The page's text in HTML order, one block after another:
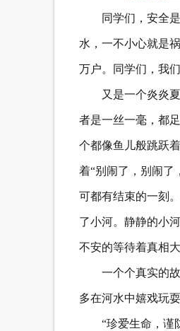
同学们，安全
水，一不小心就是
万户。同学们，我
又是一个炎炎
者是一丝一毫，都
个都像鱼儿般跳跃
着“别闹了，别闹了
可都有结束的一刻
了小河。静静的小
不安的等待着真相
一个个真实的
多在河水中嬉戏玩
“珍爱生命，谨